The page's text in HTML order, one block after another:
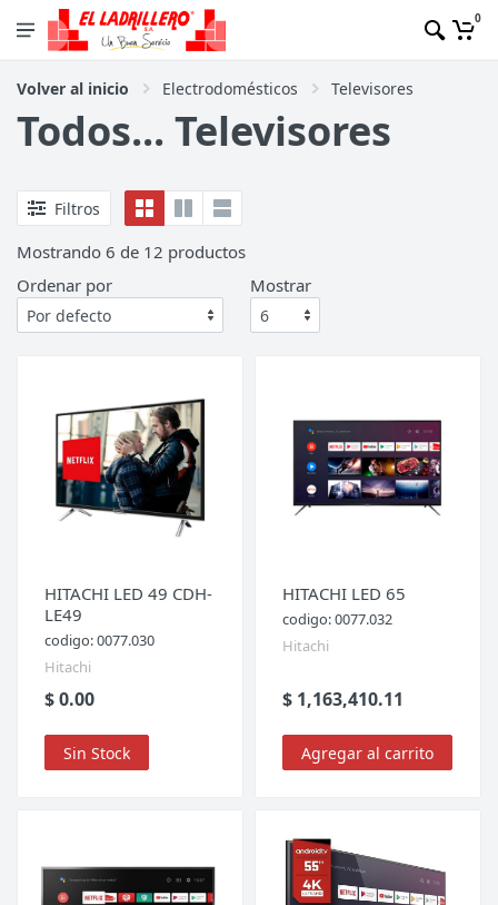
0
Volver al inicio Electrodomésticos Televisores
Todos... Televisores
Filtros
Mostrando 6 de 12 productos
Ordenar por
Mostrar
HITACHI LED 49 CDH-
LE49
codigo: 0077.030
Hitachi
$ 0.00
Sin Stock
HITACHI LED 65
codigo: 0077.032
Hitachi
$ 1,163,410.11
Agregar al carrito